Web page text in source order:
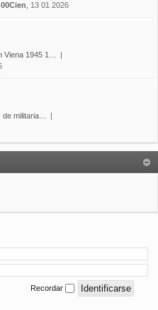
00Cien , 13 01 2026
Viena 1945 1…
de militaria…
Recordar